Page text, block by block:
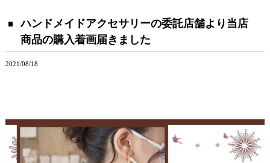
ハンドメイドアクセサリーの委託店舗より当店
商品の購入着画届きました
2021/08/18